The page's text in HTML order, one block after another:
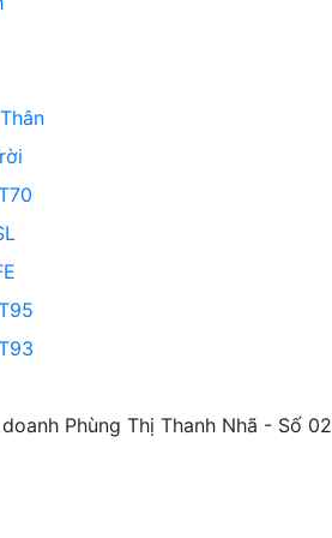
Phùng Thị Thanh Nhã - Số